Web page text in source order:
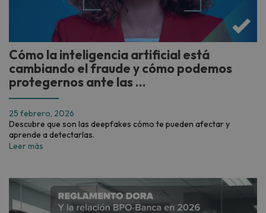
Cómo la inteligencia artificial está
cambiando el fraude y cómo podemos
protegernos ante las ...
25 febrero, 2026
Descubre que son las deepfakes cómo te pueden afectar y
aprende a detectarlas.
Leer más